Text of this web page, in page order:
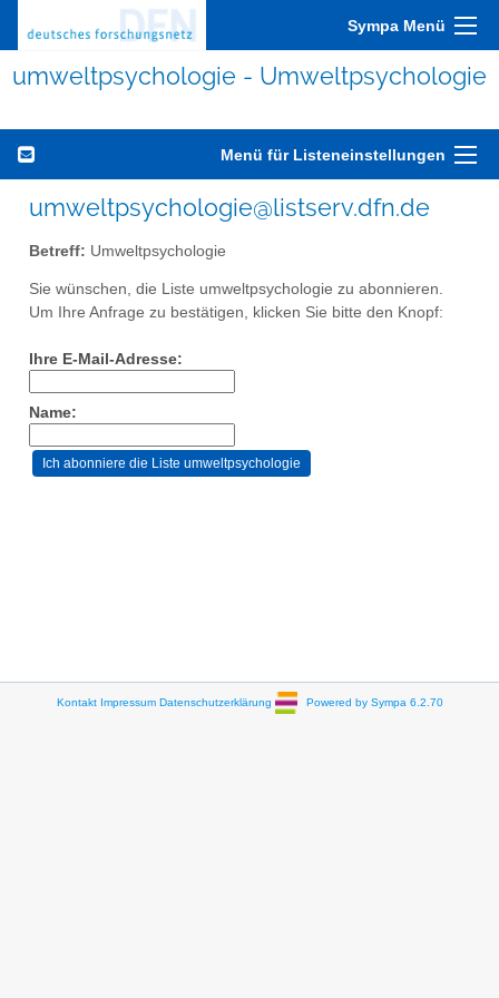
Sympa Menü
umweltpsychologie - Umweltpsychologie
Menü für Listeneinstellungen
umweltpsychologie@listserv.dfn.de
Betreff: Umweltpsychologie
Sie wünschen, die Liste umweltpsychologie zu abonnieren.
Um Ihre Anfrage zu bestätigen, klicken Sie bitte den Knopf:
Ihre E-Mail-Adresse:
Name:
Kontakt Impressum Datenschutzerklärung Powered by Sympa 6.2.70